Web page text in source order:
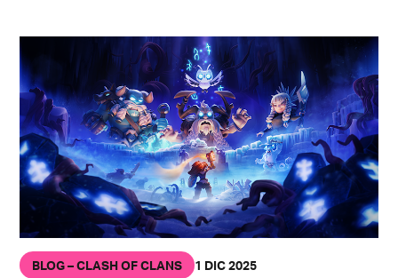
BLOG – CLASH OF CLANS 1 DIC 2025